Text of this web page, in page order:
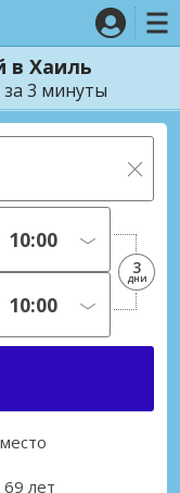
в Хаиль
3 минуты
3
дни
лет